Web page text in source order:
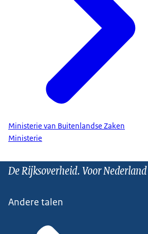
Ministerie van Buitenlandse Zaken
Ministerie
De Rijksoverheid. Voor Nederland
Andere talen